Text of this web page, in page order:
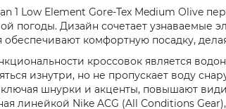
1 Low Element Gore-Tex Medium Olive
погоды. Дизайн сочетает узнаваемые
обеспечивают комфортную посадку,
кроссовок является
изнутри, но не пропускает воду
шнурки и акценты, повышают
линейкой Nike ACG (All Conditions